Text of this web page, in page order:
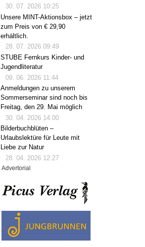
30. 07. 2026 10:25
Unsere MINT-Aktionsbox – jetzt
zum Preis von € 29,90
erhältlich.
28. 07. 2026 09:49
STUBE Fernkurs Kinder- und
Jugendliteratur
09. 06. 2026 11:44
Anmeldungen zu unserem
Sommerseminar sind noch bis
Freitag, den 29. Mai möglich
30. 04. 2026 14:00
Bilderbuchblüten –
Urlaubslektüre für Leute mit
Liebe zur Natur
28. 04. 2026 12:27
Advertorial